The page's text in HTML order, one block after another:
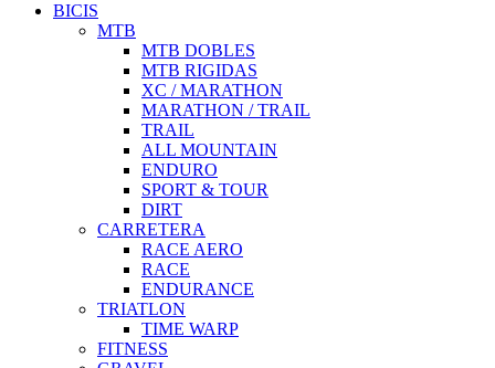
BICIS
MTB
MTB DOBLES
MTB RIGIDAS
XC / MARATHON
MARATHON / TRAIL
TRAIL
ALL MOUNTAIN
ENDURO
SPORT & TOUR
DIRT
CARRETERA
RACE AERO
RACE
ENDURANCE
TRIATLON
TIME WARP
FITNESS